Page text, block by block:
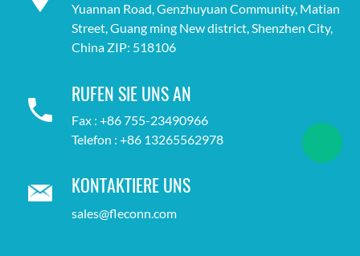
Yuannan Road, Genzhuyuan Community, Matian
Street, Guang ming New district, Shenzhen City,
China ZIP: 518106
RUFEN SIE UNS AN
Fax : +86 755-23490966
Telefon : +86 13265562978
KONTAKTIERE UNS
sales@fleconn.com